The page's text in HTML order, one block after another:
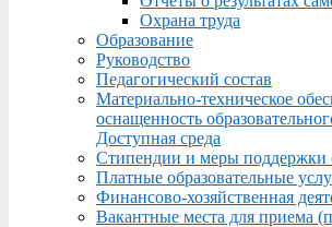
Охрана труда
Образование
Руководство
Педагогический состав
Материально-техническое
оснащенность
Доступная среда
Стипендии и меры поддержки
Платные образовательные
Финансово-хозяйственная
Вакантные места для приема